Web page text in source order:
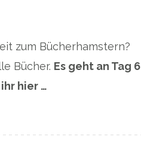
zum Bücherhamstern?
Bücher. Es geht an Tag 6
hier …